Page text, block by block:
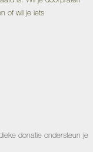
of wil je iets
donatie ondersteun je